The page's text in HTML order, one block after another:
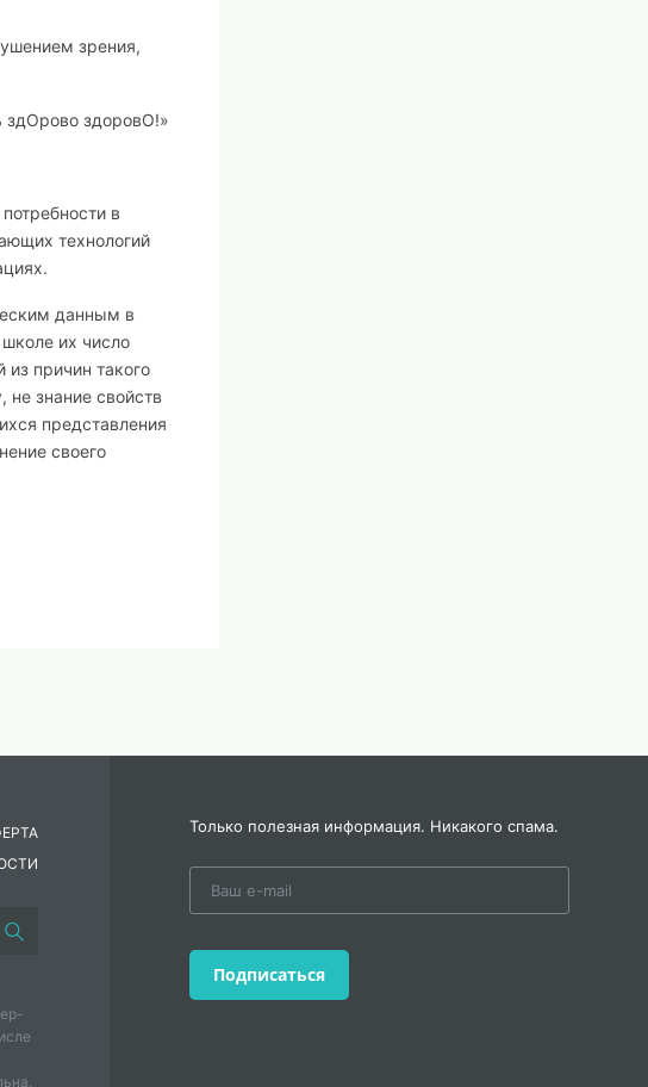
зрения,
здОрово здоровО!»
в
технологий
данным в
их число
причин такого
не знание свойств
представления
своего
Только полезная информация. Никакого спама.
Подписаться